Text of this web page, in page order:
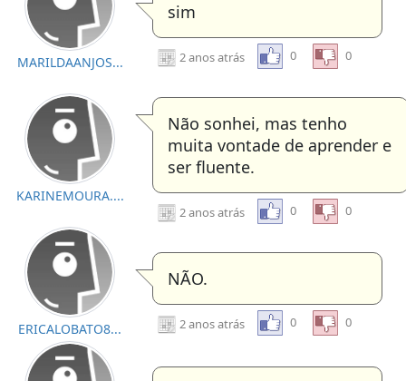
MARILDAANJOS...
sim
2 anos atrás 0 0
KARINEMOURA....
Não sonhei, mas tenho
muita vontade de aprender e
ser fluente.
2 anos atrás 0 0
ERICALOBATO8...
NÃO.
2 anos atrás 0 0